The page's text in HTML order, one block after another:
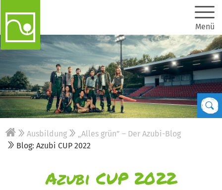
Menü
Ausbildung
„Alles grün” – Der Azubi-Blog
Blog: Azubi CUP 2022
Azubi CUP 2022